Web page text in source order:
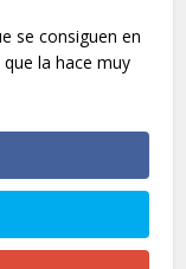
se consiguen en
la hace muy